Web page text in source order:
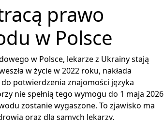
prawo
w Polsce
w Polsce, lekarze z Ukrainy stają
w życie w 2022 roku, nakłada
potwierdzenia znajomości języka
nie spełnią tego wymogu do 1 maja 2026
zostanie wygaszone. To zjawisko ma
oraz dla samych lekarzy.